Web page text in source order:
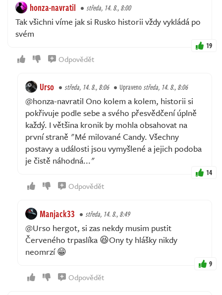
honza-navratil středa, 14. 8., 8:00
Tak všichni víme jak si Rusko historii vždy vykládá po
svém
19
Odpovědět
Urso středa, 14. 8., 8:06 Upravenostředa, 14. 8., 8:06
@honza-navratil Ono kolem a kolem, historii si
pokřivuje podle sebe a svého přesvědčení úplně
každý. I většina kronik by mohla obsahovat na
první straně "Mé milované Candy. Všechny
postavy a události jsou vymyšlené a jejich podoba
je čistě náhodná..."
14
Odpovědět
Manjack33 středa, 14. 8., 8:49
@Urso hergot, si zas nekdy musim pustit
Červeného trpaslíka 😆Ony ty hlášky nikdy
neomrzí 😁
9
Odpovědět